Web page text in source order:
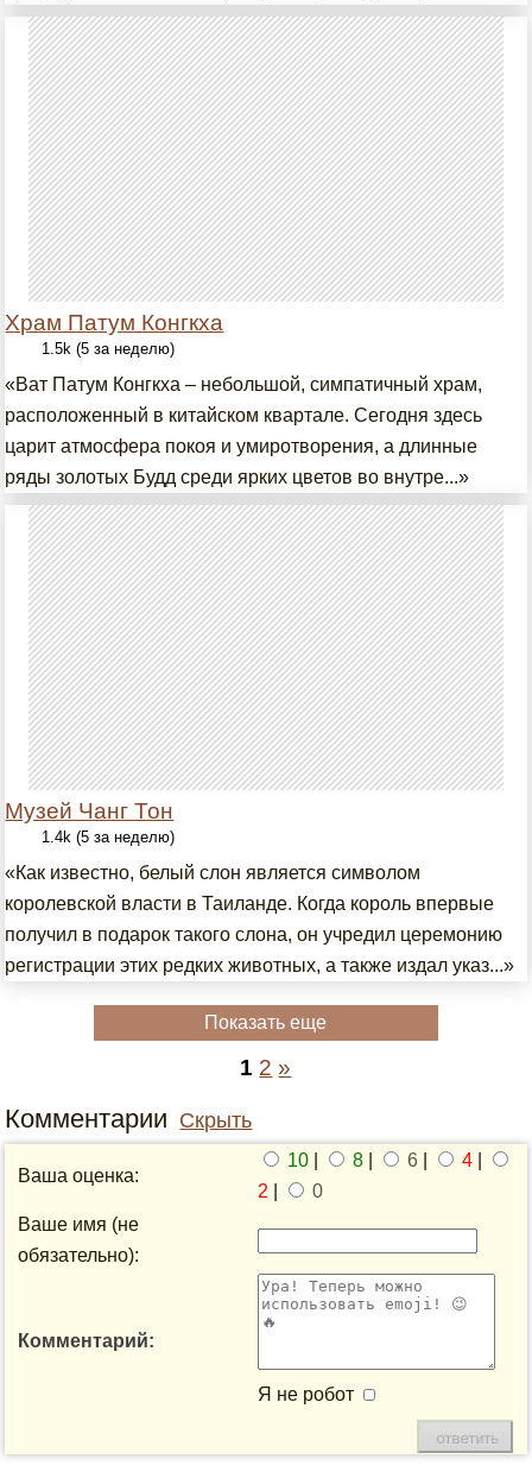
Храм Патум Конгкха
1.5k (5 за неделю)
«Ват Патум Конгкха – небольшой, симпатичный храм,
расположенный в китайском квартале. Сегодня здесь
царит атмосфера покоя и умиротворения, а длинные
ряды золотых Будд среди ярких цветов во внутре...»
Музей Чанг Тон
1.4k (5 за неделю)
«Как известно, белый слон является символом
королевской власти в Таиланде. Когда король впервые
получил в подарок такого слона, он учредил церемонию
регистрации этих редких животных, а также издал указ...»
Показать еще
1 2 »
Комментарии Скрыть
Ваша оценка:
10 8 6 4
2
0
Ваше имя (не
обязательно):
Комментарий:
Я не робот